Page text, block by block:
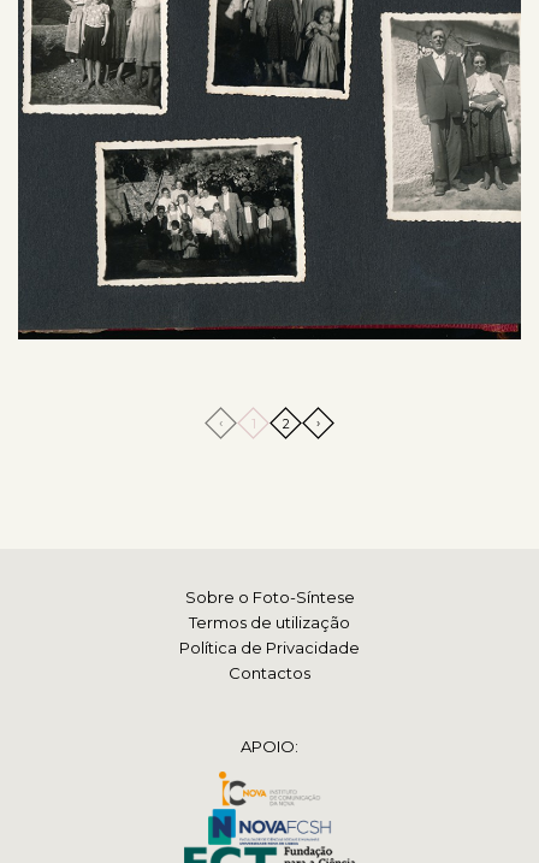
‹ 1 2 ›
Sobre o Foto-Síntese
Termos de utilização
Política de Privacidade
Contactos
APOIO: